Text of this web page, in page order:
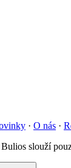
· O nás ·
slouží